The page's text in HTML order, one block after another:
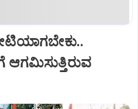
ಆಗಮಿಸುತ್ತಿರುವ